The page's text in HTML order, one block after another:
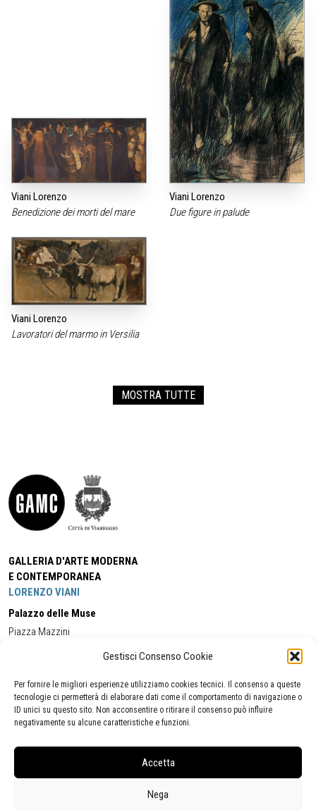
Gestisci Consenso Cookie
Per fornire le migliori esperienze utilizziamo cookies tecnici. Il consenso a queste
tecnologie ci permetterà di elaborare dati come il comportamento di navigazione o
ID unici su questo sito. Non acconsentire o ritirare il consenso può influire
negativamente su alcune caratteristiche e funzioni.
Accetta
Nega
Viani Lorenzo
Benedizione dei morti del mare
Viani Lorenzo
Due figure in palude
Viani Lorenzo
Lavoratori del marmo in Versilia
MOSTRA TUTTE
GALLERIA D'ARTE MODERNA
E CONTEMPORANEA
LORENZO VIANI
Palazzo delle Muse
Piazza Mazzini
Cell:+39 338 5714978 (orario apertura Galleria)
Tel:
+39 0584 944580
(orario 09.00/13.00)
Email:gamc@comune.viareggio.lu.it
Segnalazione di inaccessibilità